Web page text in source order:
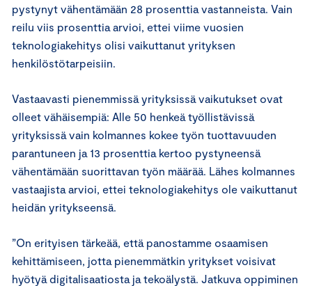
pystynyt vähentämään 28 prosenttia vastanneista. Vain
reilu viis prosenttia arvioi, ettei viime vuosien
teknologiakehitys olisi vaikuttanut yrityksen
henkilöstötarpeisiin.
Vastaavasti pienemmissä yrityksissä vaikutukset ovat
olleet vähäisempiä: Alle 50 henkeä työllistävissä
yrityksissä vain kolmannes kokee työn tuottavuuden
parantuneen ja 13 prosenttia kertoo pystyneensä
vähentämään suorittavan työn määrää. Lähes kolmannes
vastaajista arvioi, ettei teknologiakehitys ole vaikuttanut
heidän yritykseensä.
”On erityisen tärkeää, että panostamme osaamisen
kehittämiseen, jotta pienemmätkin yritykset voisivat
hyötyä digitalisaatiosta ja tekoälystä. Jatkuva oppiminen